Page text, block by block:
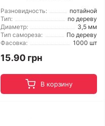
Разновидность:
потайной
Тип:
по дереву
Диаметр:
3,5 мм
Тип самореза:
По дереву
Фасовка:
1000 шт
15.90 грн
В корзину